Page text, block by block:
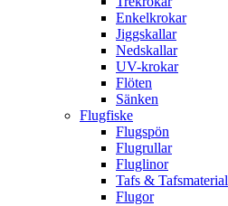
Enkelkrokar
Jiggskallar
Nedskallar
UV-krokar
Flöten
Sänken
Flugfiske
Flugspön
Flugrullar
Fluglinor
Tafs & Tafsmaterial
Flugor